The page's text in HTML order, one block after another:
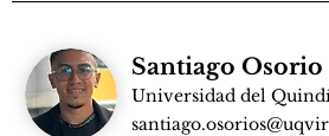
Santiago Osorio
Universidad del